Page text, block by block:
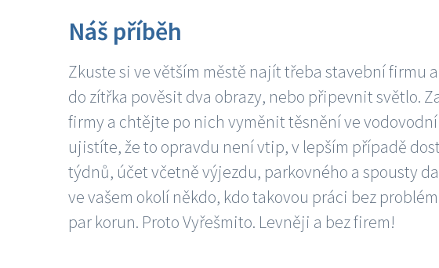
Náš příběh
Zkuste si ve větším městě najít třeba stavební firmu
do zítřka pověsit dva obrazy, nebo připevnit světlo.
firmy a chtějte po nich vyměnit těsnění ve
ujistíte, že to opravdu není vtip, v lepším případě
týdnů, účet včetně výjezdu, parkovného a spousty
ve vašem okolí někdo, kdo takovou práci bez
par korun. Proto Vyřešmito. Levněji a bez firem!